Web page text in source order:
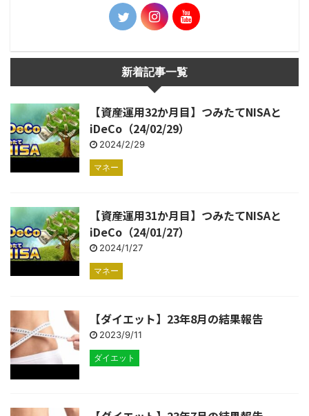
新着記事一覧
【資産運用32か月目】つみたてNISAと
iDeCo（24/02/29）
2024/2/29
マネー
【資産運用31か月目】つみたてNISAと
iDeCo（24/01/27）
2024/1/27
マネー
【ダイエット】23年8月の結果報告
2023/9/11
ダイエット